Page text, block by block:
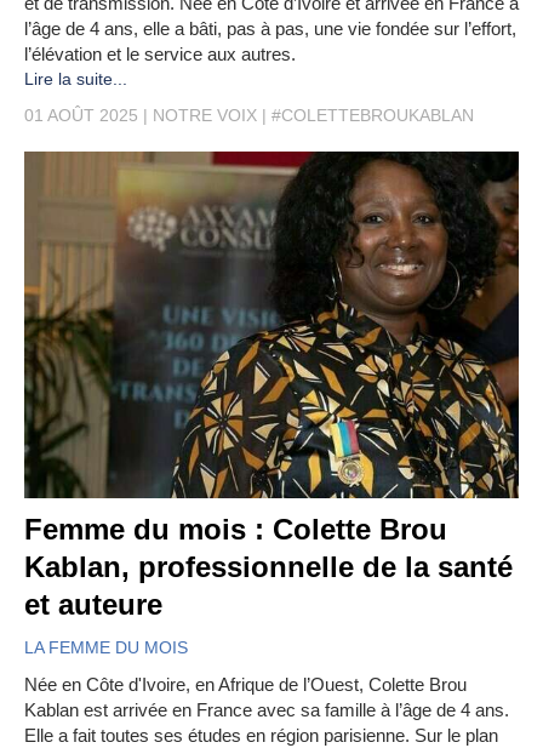
l’âge de 4 ans, elle a bâti, pas à pas, une vie fondée sur l’effort,
l’élévation et le service aux autres.
Lire la suite...
01 AOÛT 2025
NOTRE VOIX #COLETTEBROUKABLAN
Femme du mois : Colette Brou
Kablan, professionnelle de la santé
et auteure
LA FEMME DU MOIS
Née en Côte d'Ivoire, en Afrique de l’Ouest, Colette Brou
Kablan est arrivée en France avec sa famille à l’âge de 4 ans.
Elle a fait toutes ses études en région parisienne. Sur le plan